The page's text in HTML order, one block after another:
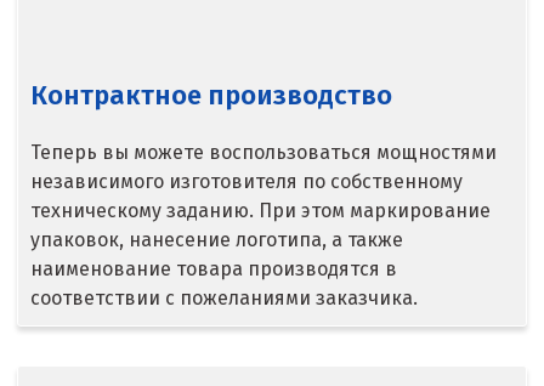
Смоленск
Снежинск
Сочи
Среднеуральск
Контрактное производство
Теперь вы можете воспользоваться мощностями
независимого изготовителя по собственному
техническому заданию. При этом маркирование
упаковок, нанесение логотипа, а также
наименование товара производятся в
соответствии с пожеланиями заказчика.